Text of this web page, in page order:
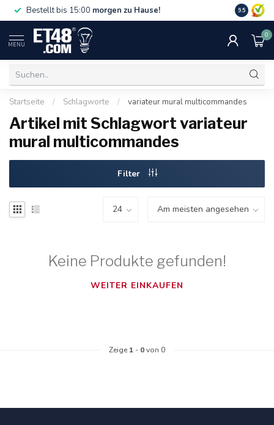
Bestellt bis 15:00 morgen zu Hause! 75 €. Nur
9.5
MENU
0
Startseite / Schlagworte / variateur mural multicommandes
Artikel mit Schlagwort variateur
mural multicommandes
Filter
Keine Produkte gefunden!
WEITER EINKAUFEN
Zeige 1 - 0von 0